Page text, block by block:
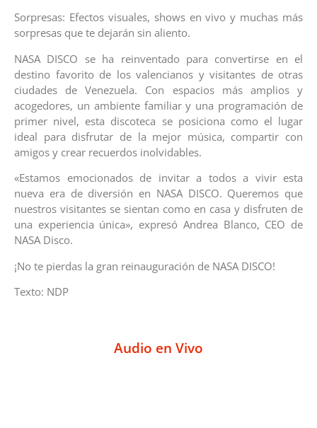
Sorpresas: Efectos visuales, shows en vivo y muchas más
sorpresas que te dejarán sin aliento.
NASA DISCO se ha reinventado para convertirse en el
destino favorito de los valencianos y visitantes de otras
ciudades de Venezuela. Con espacios más amplios y
acogedores, un ambiente familiar y una programación de
primer nivel, esta discoteca se posiciona como el lugar
ideal para disfrutar de la mejor música, compartir con
amigos y crear recuerdos inolvidables.
«Estamos emocionados de invitar a todos a vivir esta
nueva era de diversión en NASA DISCO. Queremos que
nuestros visitantes se sientan como en casa y disfruten de
una experiencia única», expresó Andrea Blanco, CEO de
NASA Disco.
¡No te pierdas la gran reinauguración de NASA DISCO!
Texto: NDP
Audio en Vivo